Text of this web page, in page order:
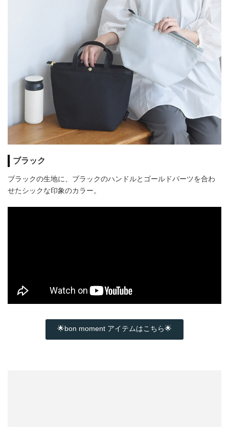
ブラック
ブラックの生地に、ブラックのハンドルとゴールドパーツを合わ
せたシックな印象のカラー。
🌟bon moment アイテムはこちら🌟